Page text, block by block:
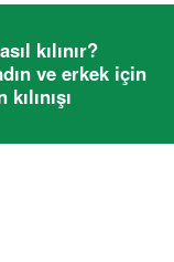
kılınır?
ve erkek için